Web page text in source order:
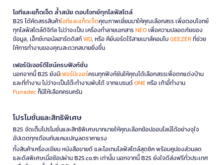
ไอทีและแก็ดเจ็ต ล้ำสมัย ตอบโจทย์ทุกไลฟ์สไตล์
B2S ได้คัดสรรสินค้าไอทีและแก็ดเจ็ตคุณภาพเยี่ยมมาให้คุณเลือกสรร เพื่อตอบโจทย์
ทุกไลฟ์สไตล์ดิจิทัล ไม่ว่าจะเป็น เครื่องทำลายเอกสารNEOเพื่อความปลอดภัยของ
ข้อมูล, เอ็กซ์เทอนัลฮาร์ดดิสก์WD, หรือ คีย์บอร์ดไร้สายเมาส์คอมโบGEEZERที่ช่วย
ให้การทำงานของคุณสะดวกสบายยิ่งขึ้น
เฟอร์นิเจอร์ดีไซน์ครบฟังก์ชั่น
นอกจากนี้ B2S ยังมีเฟอร์นิเจอร์ครบทุกฟังก์ชันให้คุณได้เลือกสรรเพื่อตกแต่งบ้าน
และที่ทำงาน ไม่ว่าจะเป็นโต๊ะทำงานพับได้ จากแบรนด์ONEหรือ เก้าอี้ทำงาน
Furradecก็มีให้เลือกครบครัน
โปรโมชั่นและสิทธิพิเศษ
B2S จัดเต็มโปรโมชั่นและสิทธิพิเศษมากมายให้คุณเลือกช้อปออนไลน์ได้อย่างจุใจ
อัปเดตทุกเดือนกับแคมเปญลดราคาแรง
ทั้งสินค้าเครื่องเขียน หนังสือขายดี และไอเทมไลฟ์สไตล์สุดชิค พร้อมคูปองส่วนลด
และดีลพิเศษเมื่อช้อปผ่าน B2S.co.th เท่านั้น นอกจากนี้ B2S ยังใจดีส่งฟรีทั่วประเทศ